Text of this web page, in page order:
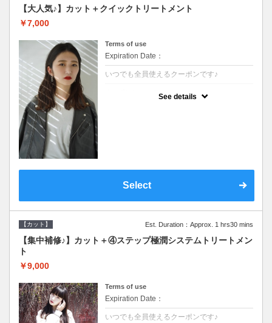
【大人気♪】カット＋クイックトリートメント
￥7,000
Terms of use
Expiration Date：
いつでも全員使えるクーポンです♪
See details
Select
【カット】 Est. Duration：Approx. 1 hrs30 mins
【集中補修♪】カット＋④ステップ極潤システムトリートメン
ト
￥9,000
Terms of use
Expiration Date：
いつでも全員使えるクーポンです♪